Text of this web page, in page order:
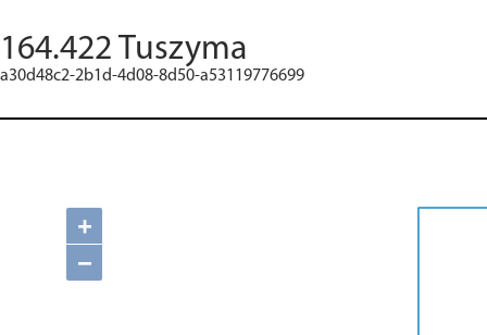
164.422 Tuszyma
a30d48c2-2b1d-4d08-8d50-a53119776699
+
−